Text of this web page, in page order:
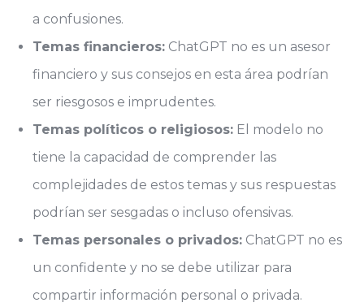
a confusiones.
Temas financieros: ChatGPT no es un asesor
financiero y sus consejos en esta área podrían
ser riesgosos e imprudentes.
Temas políticos o religiosos: El modelo no
tiene la capacidad de comprender las
complejidades de estos temas y sus respuestas
podrían ser sesgadas o incluso ofensivas.
Temas personales o privados: ChatGPT no es
un confidente y no se debe utilizar para
compartir información personal o privada.